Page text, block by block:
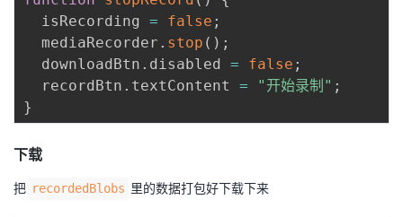
  isRecording
= false ;
  mediaRecorder
. stop ( ) ;
  downloadBtn
. disabled = false ;
  recordBtn
. textContent = "开始录制" ;
}
下载
把 recordedBlobs 里的数据打包好下载下来